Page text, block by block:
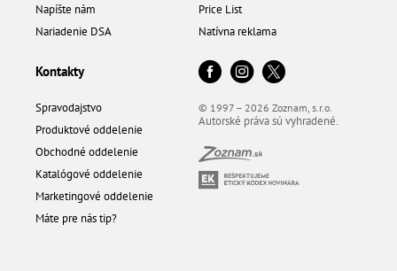
Napíšte nám
Nariadenie DSA
Price List
Natívna reklama
Kontakty
Spravodajstvo
Produktové oddelenie
Obchodné oddelenie
Katalógové oddelenie
Marketingové oddelenie
Máte pre nás tip?
© 1997 – 2026 Zoznam, s.r.o.
Autorské práva sú vyhradené.